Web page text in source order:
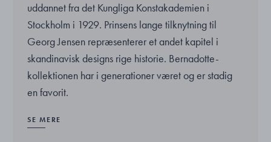
uddannet fra det Kungliga Konstakademien i
Stockholm i 1929. Prinsens lange tilknytning til
Georg Jensen repræsenterer et andet kapitel i
skandinavisk designs rige historie. Bernadotte-
kollektionen har i generationer været og er stadig
en favorit.
SE MERE